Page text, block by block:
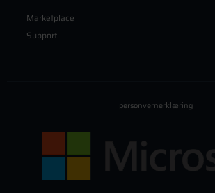
Marketplace
Support
personvernerklæring